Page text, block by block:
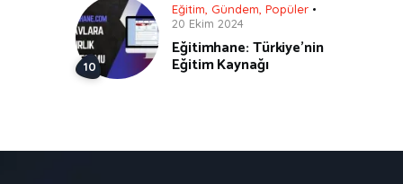
Eğitim Gündem Popüler
20 Ekim 2024
Eğitimhane: Türkiye’nin
Eğitim Kaynağı